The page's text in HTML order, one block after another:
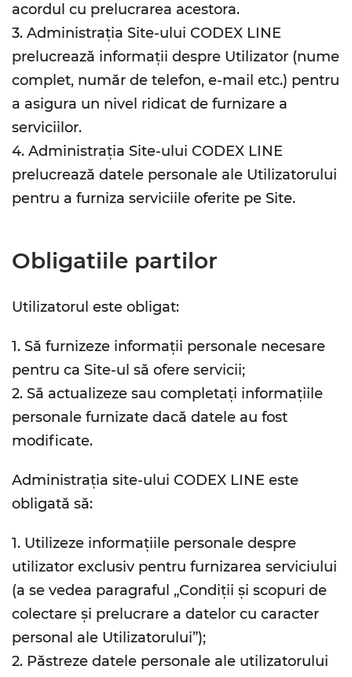
acordul cu prelucrarea acestora.
3. Administrația Site-ului CODEX LINE
prelucrează informații despre Utilizator (nume
complet, număr de telefon, e-mail etc.) pentru
a asigura un nivel ridicat de furnizare a
serviciilor.
4. Administrația Site-ului CODEX LINE
prelucrează datele personale ale Utilizatorului
pentru a furniza serviciile oferite pe Site.
Obligatiile partilor
Utilizatorul este obligat:
1. Să furnizeze informații personale necesare
pentru ca Site-ul să ofere servicii;
2. Să actualizeze sau completați informațiile
personale furnizate dacă datele au fost
modificate.
Administrația site-ului CODEX LINE este
obligată să:
1. Utilizeze informațiile personale despre
utilizator exclusiv pentru furnizarea serviciului
(a se vedea paragraful „Condiții și scopuri de
colectare și prelucrare a datelor cu caracter
personal ale Utilizatorului”);
2. Păstreze datele personale ale utilizatorului